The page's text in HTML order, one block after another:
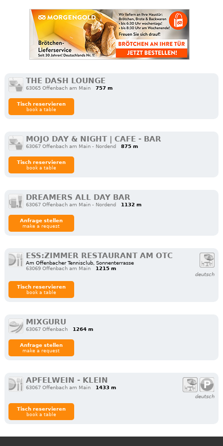
THE DASH LOUNGE
63065 Offenbach am Main 757 m
Tisch reservieren
book a table
MOJO DAY & NIGHT | CAFE - BAR
63067 Offenbach am Main - Nordend 875 m
Tisch reservieren
book a table
DREAMERS ALL DAY BAR
63067 Offenbach am Main - Nordend 1132 m
Anfrage stellen
make a request
ESS:ZIMMER RESTAURANT AM OTC
Am Offenbacher Tennisclub, Sonnenterrasse
63069 Offenbach am Main
1215 m
deutsch
Tisch reservieren
book a table
MIXGURU
63067 Offenbach 1264 m
Anfrage stellen
make a request
APFELWEIN - KLEIN
63067 Offenbach am Main
1433 m
deutsch
Tisch reservieren
book a table